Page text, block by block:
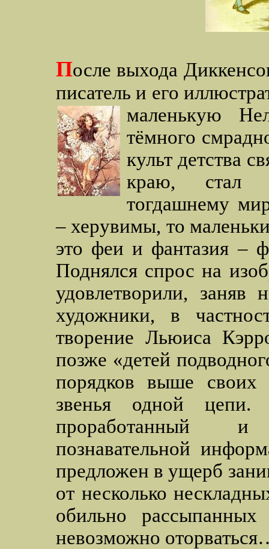
После выхода
писатель и его
маленькую
тёмного
культ детства
краю, стал
тогдашнему
– херувимы, то
это феи и фантазия –
Поднялся спрос на
удовлетворили, заняв
художники, в
творение Льюиса
позже «детей
порядков выше своих
звенья одной цепи.
проработанный
познавательной
предложен в ущерб
от несколько
обильно
невозможно